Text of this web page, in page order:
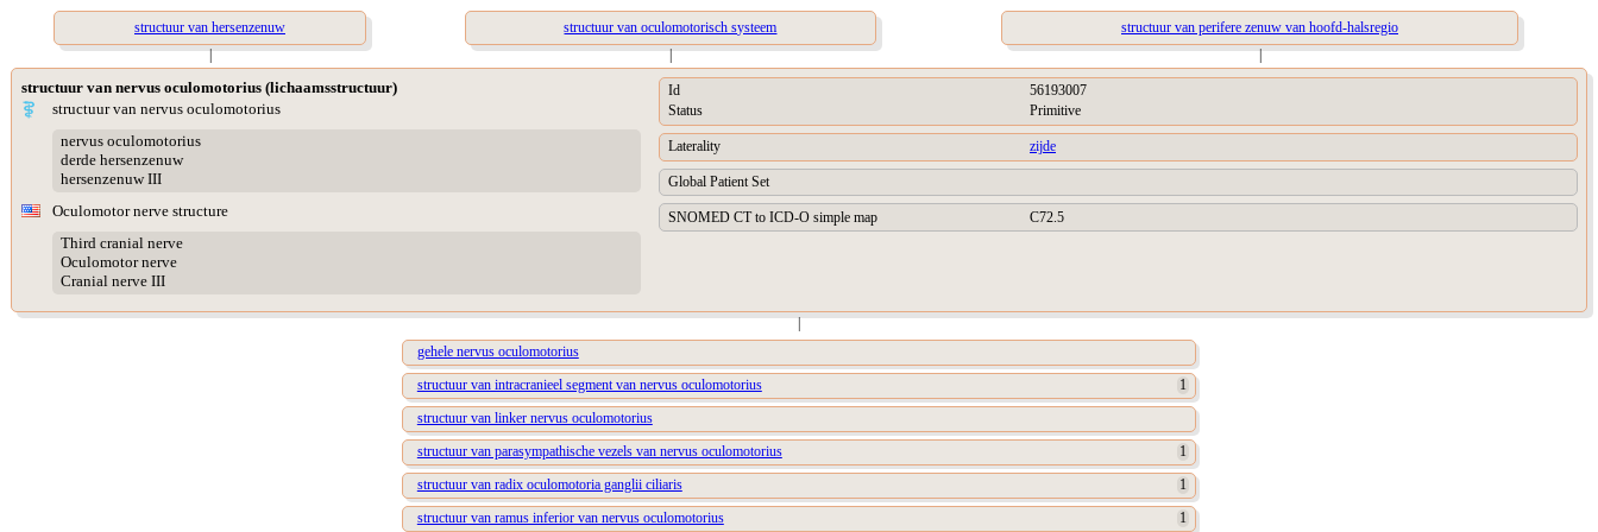
structuur van hersenzenuw structuur van oculomotorisch systeem
structuur van perifere zenuw van hoofd-halsregio
|
| |
structuur van nervus oculomotorius (lichaamsstructuur)
structuur van nervus oculomotorius
nervus oculomotorius
derde hersenzenuw
hersenzenuw III
Oculomotor nerve structure
Third cranial nerve
Oculomotor nerve
Cranial nerve III
Id
56193007
Status
Primitive
Laterality zijde
Global Patient Set
SNOMED CT to ICD-O simple map C72.5
|
gehele nervus oculomotorius
structuur van intracranieel segment van nervus oculomotorius
1
structuur van linker nervus oculomotorius
structuur van parasympathische vezels van nervus oculomotorius
1
structuur van radix oculomotoria ganglii ciliaris
1
structuur van ramus inferior van nervus oculomotorius
1